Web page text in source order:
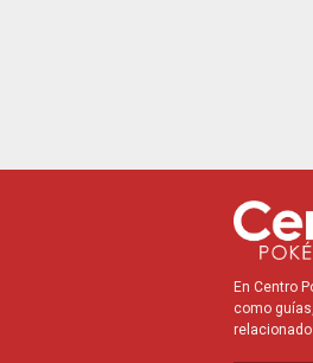
En Centro
como